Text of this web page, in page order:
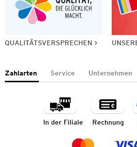
QUALITÄTSVERSPRECHEN
Zahlarten Service Unternehmen
In der Filiale Rechnung